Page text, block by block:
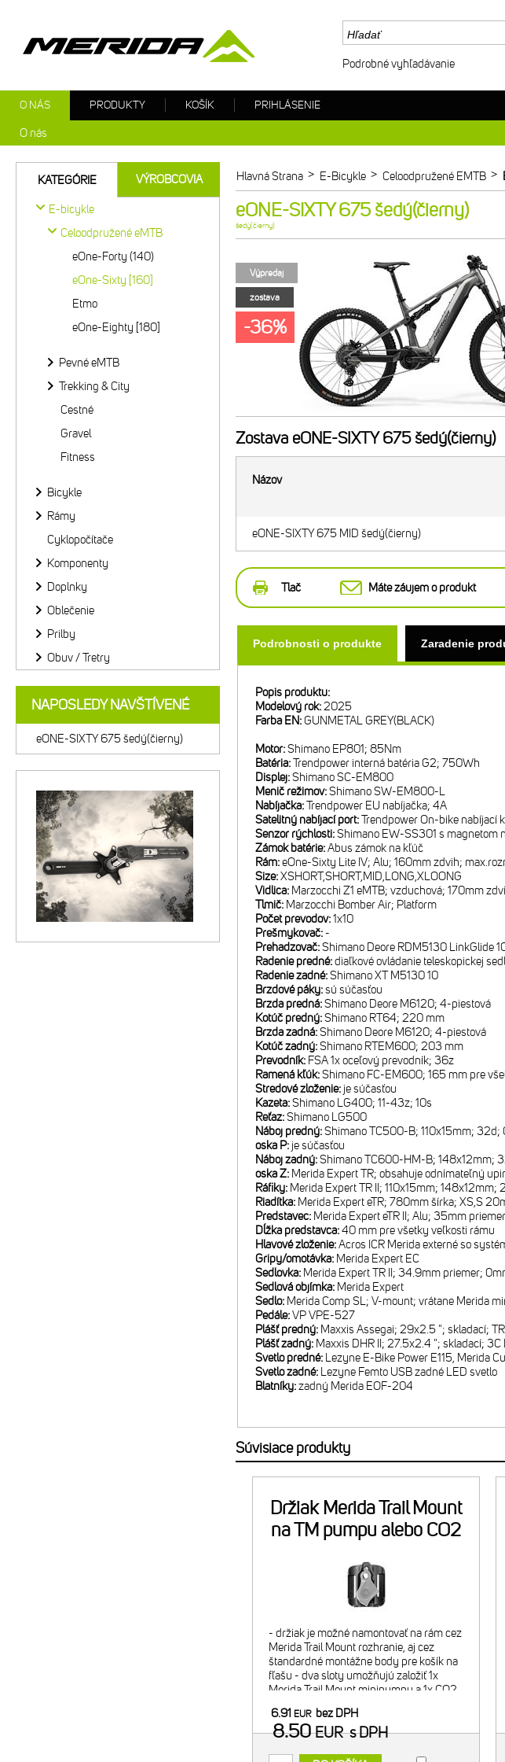
Hlavná Strana > E-Bicykle > Celoodpružené EMTB >
eONE-SIXTY 675 šedý(čierny)
šedý(čierny)
Výpredaj
zostava
-36%
Zostava eONE-SIXTY 675 šedý(čierny)
Názov
eONE-SIXTY 675 MID šedý(čierny)
Tlač Máte záujem o produkt
Podrobnosti o produkte Zaradenie
Popis produktu:
Modelový rok:2025
Farba EN:GUNMETAL GREY(BLACK)
Motor:Shimano EP801; 85Nm
Batéria:Trendpower interná batéria G2; 750Wh
Displej:Shimano SC-EM800
Menič režimov:Shimano SW-EM800-L
Nabíjačka:Trendpower EU nabíjačka; 4A
Satelitný nabíjací port:Trendpower On-bike nabíjací
Senzor rýchlosti:Shimano EW-SS301 s magnetom
Zámok batérie:Abus zámok na kľúč
Rám:eOne-Sixty Lite IV; Alu; 160mm zdvih;
Size:XSHORT,SHORT,MID,LONG,XLOONG
Vidlica: Marzocchi Z1 eMTB; vzduchová; 170mm
Tlmič: Marzocchi Bomber Air; Platform
Počet prevodov:1x10
Prešmykovač: -
Prehadzovač:Shimano Deore RDM5130 LinkGlide
Radenie predné:diaľkové ovládanie teleskopickej
Radenie zadné:Shimano XT M5130 10
Brzdové páky:sú súčasťou
Brzda predná:Shimano Deore M6120; 4-piestová
Kotúč predný:Shimano RT64; 220 mm
Brzda zadná:Shimano Deore M6120; 4-piestová
Kotúč zadný:Shimano RTEM600; 203 mm
Prevodník: FSA 1x oceľový prevodník; 36z
Ramená kľúk:Shimano FC-EM600; 165 mm pre
Stredové zloženie: je súčasťou
Kazeta:Shimano LG400; 11-43z; 10s
Reťaz:Shimano LG500
Náboj predný:Shimano TC500-B; 110x15mm; 32d;
oska P: je súčasťou
Náboj zadný:Shimano TC600-HM-B; 148x12mm;
oska Z: Merida Expert TR; obsahuje odnímateľný
Ráfiky: Merida Expert TR II; 110x15mm;
Riadítka: Merida Expert eTR; 780mm šírka; XS,S
Predstavec: Merida Expert eTR II; Alu; 35mm
Dĺžka predstavca:40 mm pre všetky veľkosti rámu
Hlavové zloženie:Acros ICR Merida externé so
Gripy/omotávka: Merida Expert EC
Sedlovka: Merida Expert TR II; 34.9mm priemer;
Sedlová objímka: Merida Expert
Sedlo: Merida Comp SL; V-mount; vrátane Merida
Pedále:VP VPE-527
Plášť predný: Maxxis Assegai; 29x2.5 "; skladací;
Plášť zadný: Maxxis DHR II; 27.5x2.4 "; skladací; 3C
Svetlo predné: Lezyne E-Bike Power E115, Merida
Svetlo zadné: Lezyne Femto USB zadné LED svetlo
Blatníky:zadný Merida EOF-204
Súvisiace produkty
Držiak Merida Trail Mount
na TM pumpu alebo CO2
- držiak je možné namontovať na rám cez
Merida Trail Mount rozhranie, aj cez
štandardné montážne body pre košík na
fľašu - dva sloty umožňujú založiť 1x
Merida Trail Mount minipumpu a 1x CO2
minipumpy) - pomocou priloženej
6.91 EUR bez DPH
8.50EURs DPH
KATEGÓRIE VÝROBCOVIA
E-bicykle
Celoodpružené eMTB
eOne-Forty (140)
eOne-Sixty [160]
Etmo
eOne-Eighty [180]
Pevné eMTB
Trekking & City
Cestné
Gravel
Fitness
Bicykle
Rámy
Cyklopočítače
Komponenty
Doplnky
Oblečenie
Prilby
Obuv / Tretry
NAPOSLEDY NAVŠTÍVENÉ
eONE-SIXTY 675 šedý(čierny)
Podrobné vyhľadávanie
O NÁS
O nás
PRODUKTY KOŠÍK PRIHLÁSENIE